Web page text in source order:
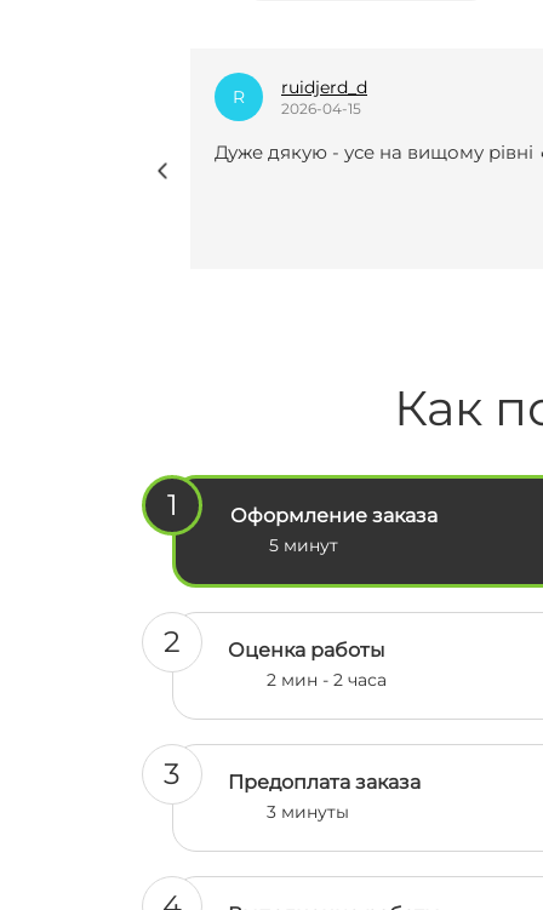
D dian_k.i
2025-12-24
Нещодавно вперше замовляла у
🔥 Я ще тоді відразу вас
порекомендувала своїм
замовляли, їм все сподобалось ☺️
Обовʼязково в наступний раз
до вас 🫶🫶
Как
1 Оформление заказа
5 минут
2 Оценка работы
2 мин - 2 часа
3 Предоплата заказа
3 минуты